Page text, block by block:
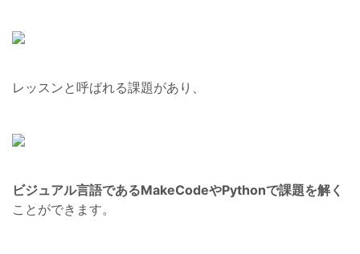
レッスンと呼ばれる課題があり、
ビジュアル言語であるMakeCodeやPythonで課題を解く
ことができます。